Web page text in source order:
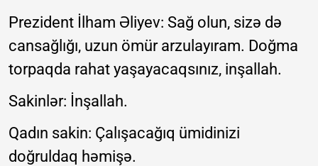
Prezident İlham Əliyev: Sağ olun, sizə də
cansağlığı, uzun ömür arzulayıram. Doğma
torpaqda rahat yaşayacaqsınız, inşallah.
Sakinlər: İnşallah.
Qadın sakin: Çalışacağıq ümidinizi
doğruldaq həmişə.